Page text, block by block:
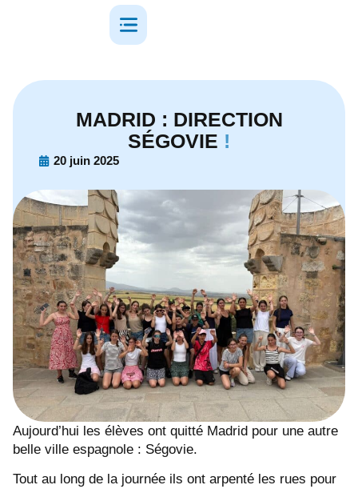
MADRID : DIRECTION
SÉGOVIE !
20 juin 2025
Aujourd’hui les élèves ont quitté Madrid pour une autre
belle ville espagnole : Ségovie.
Tout au long de la journée ils ont arpenté les rues pour